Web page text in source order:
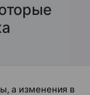
а изменения в